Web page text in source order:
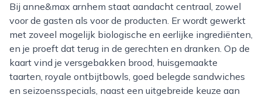
Bij anne&max arnhem staat aandacht centraal, zowel
voor de gasten als voor de producten. Er wordt gewerkt
met zoveel mogelijk biologische en eerlijke ingrediënten,
en je proeft dat terug in de gerechten en dranken. Op de
kaart vind je versgebakken brood, huisgemaakte
taarten, royale ontbijtbowls, goed belegde sandwiches
en seizoensspecials, naast een uitgebreide keuze aan